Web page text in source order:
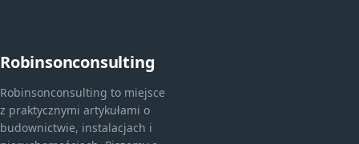
Robinsonconsulting
Robinsonconsulting to miejsce
z praktycznymi artykułami o
budownictwie, instalacjach i